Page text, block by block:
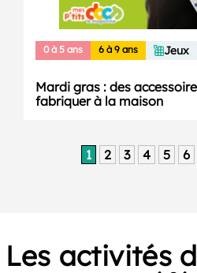
0 à 5 ans 6 à 9 ans Jeux
Mardi gras : des
fabriquer à la maison
1 2 3 4 5 6
Les activités